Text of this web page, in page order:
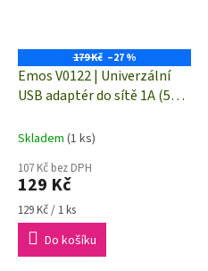
179 Kč –27 %
Emos V0122 | Univerzální
USB adaptér do sítě 1A (5W)
Skladem (1 ks)
107 Kč bez DPH
129 Kč
Měrná
cena:
129 Kč / 1 ks
Do košíku